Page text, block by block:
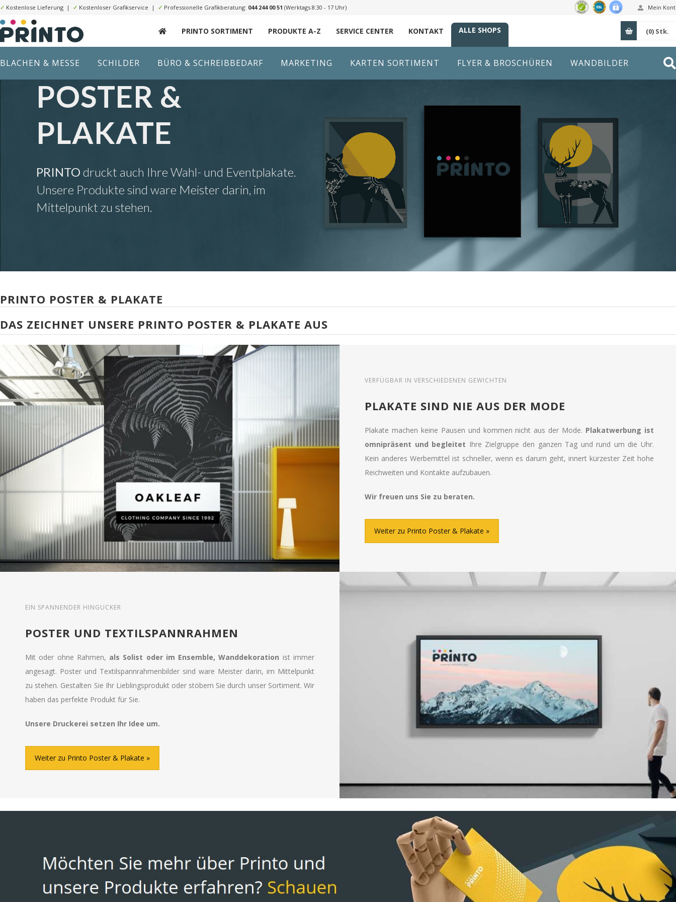
Mein
✓ Kostenlose Lieferung | ✓ Kostenloser Grafikservice | ✓ Professionelle Grafikberatung: 044 244 00 51 (Werktags 8:30 - 17 Uhr)
PRINTO SORTIMENT PRODUKTE A-Z SERVICE CENTER KONTAKT ALLE SHOPS (0) Stk.
BLACHEN & MESSE SCHILDER BÜRO & SCHREIBBEDARF MARKETING KARTEN SORTIMENT FLYER & BROSCHÜREN WANDBILDER
POSTER &
PLAKATE
PRINTO druckt auch Ihre Wahl- und Eventplakate.
Unsere Produkte sind ware Meister darin, im
Mittelpunkt zu stehen.
PRINTO POSTER & PLAKATE
DAS ZEICHNET UNSERE PRINTO POSTER & PLAKATE AUS
VERFÜGBAR IN VERSCHIEDENEN GEWICHTEN
PLAKATE SIND NIE AUS DER MODE
Plakate machen keine Pausen und kommen nicht aus der Mode. Plakatwerbung ist
omnipräsent und begleitet Ihre Zielgruppe den ganzen Tag und rund um die Uhr.
Kein anderes Werbemittel ist schneller, wenn es darum geht, innert kürzester Zeit hohe
Reichweiten und Kontakte aufzubauen.
Wir freuen uns Sie zu beraten.
Weiter zu Printo Poster & Plakate
EIN SPANNENDER HINGUCKER
POSTER UND TEXTILSPANNRAHMEN
Mit oder ohne Rahmen, als Solist oder im Ensemble, Wanddekoration ist immer
angesagt. Poster und Textilspannrahmenbilder sind ware Meister darin, im Mittelpunkt
zu stehen. Gestalten Sie Ihr Lieblingsprodukt oder stöbern Sie durch unser Sortiment. Wir
haben das perfekte Produkt für Sie.
Unsere Druckerei setzen Ihr Idee um.
Weiter zu Printo Poster & Plakate